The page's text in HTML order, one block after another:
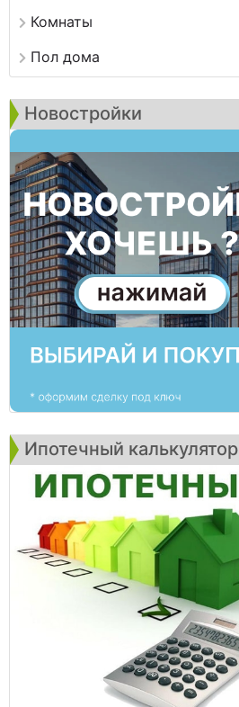
Комнаты
Пол дома
Новостройки
Ипотечный калькулятор